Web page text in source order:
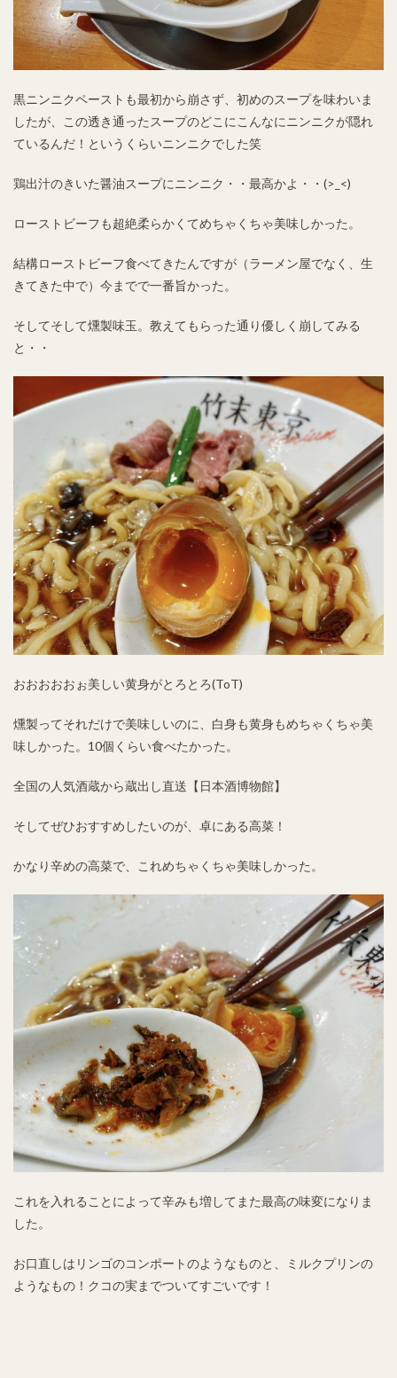
黒ニンニクペーストも最初から崩さず、初めのスープを味わいま
したが、この透き通ったスープのどこにこんなにニンニクが隠れ
ているんだ！というくらいニンニクでした笑
鶏出汁のきいた醤油スープにニンニク・・最高かよ・・(>_<)
ローストビーフも超絶柔らかくてめちゃくちゃ美味しかった。
結構ローストビーフ食べてきたんですが（ラーメン屋でなく、生
きてきた中で）今までで一番旨かった。
そしてそして燻製味玉。教えてもらった通り優しく崩してみる
と・・
おおおおおぉ美しい黄身がとろとろ(ToT)
燻製ってそれだけで美味しいのに、白身も黄身もめちゃくちゃ美
味しかった。10個くらい食べたかった。
全国の人気酒蔵から蔵出し直送【日本酒博物館】
そしてぜひおすすめしたいのが、卓にある高菜！
かなり辛めの高菜で、これめちゃくちゃ美味しかった。
これを入れることによって辛みも増してまた最高の味変になりま
した。
お口直しはリンゴのコンポートのようなものと、ミルクプリンの
ようなもの！クコの実までついてすごいです！